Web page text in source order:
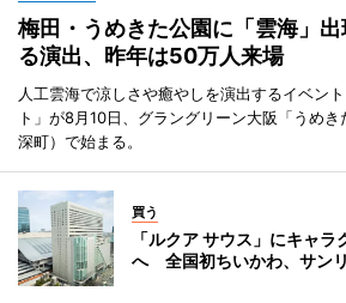
梅田・うめきた公園に「雲海」
る演出、昨年は50万人来場
人工雲海で涼しさや癒やしを演出するイベン
ト」が8月10日、グラングリーン大阪「うめ
深町）で始まる。
買う
「ルクア サウス」にキャ
へ 全国初ちいかわ、サン